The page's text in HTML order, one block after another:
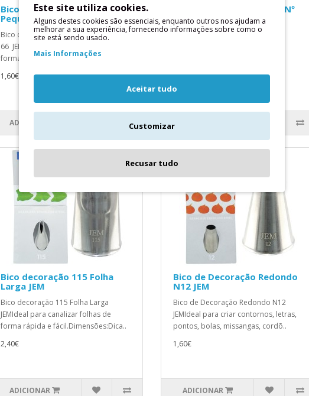
Bico de Decoração Folha
Pequena Nº 66 JEM
Bico de Decoração Folha Pequena Nº
66 JEMIdeal para canalizar folhas de
forma rápida e fácil.D..
1,60€
ADICIONAR
Bico de Decoração Folha Nº
68 JEM
Bico de Decoração Folha Nº 68
1,60€
Bico decoração 115 Folha
Larga JEM
Bico decoração 115 Folha Larga
JEMIdeal para canalizar folhas de
forma rápida e fácil.Dimensões:Dica..
2,40€
ADICIONAR
Bico de Decoração Redondo
N12 JEM
Bico de Decoração Redondo N12
JEMIdeal para criar contornos, letras,
pontos, bolas, missangas, cordõ..
1,60€
ADICIONAR
Este site utiliza cookies.
Alguns destes cookies são essenciais, enquanto outros nos ajudam a
melhorar a sua experiência, fornecendo informações sobre como o
site está sendo usado.
Mais Informações
Aceitar tudo
Customizar
Recusar tudo